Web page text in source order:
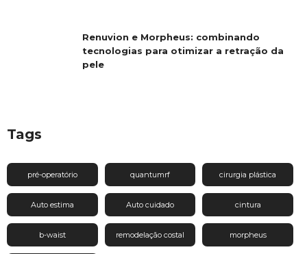
Renuvion e Morpheus: combinando
tecnologias para otimizar a retração da
pele
Tags
pré-operatório quantumrf cirurgia plástica
Auto estima Auto cuidado cintura
b-waist remodelação costal morpheus